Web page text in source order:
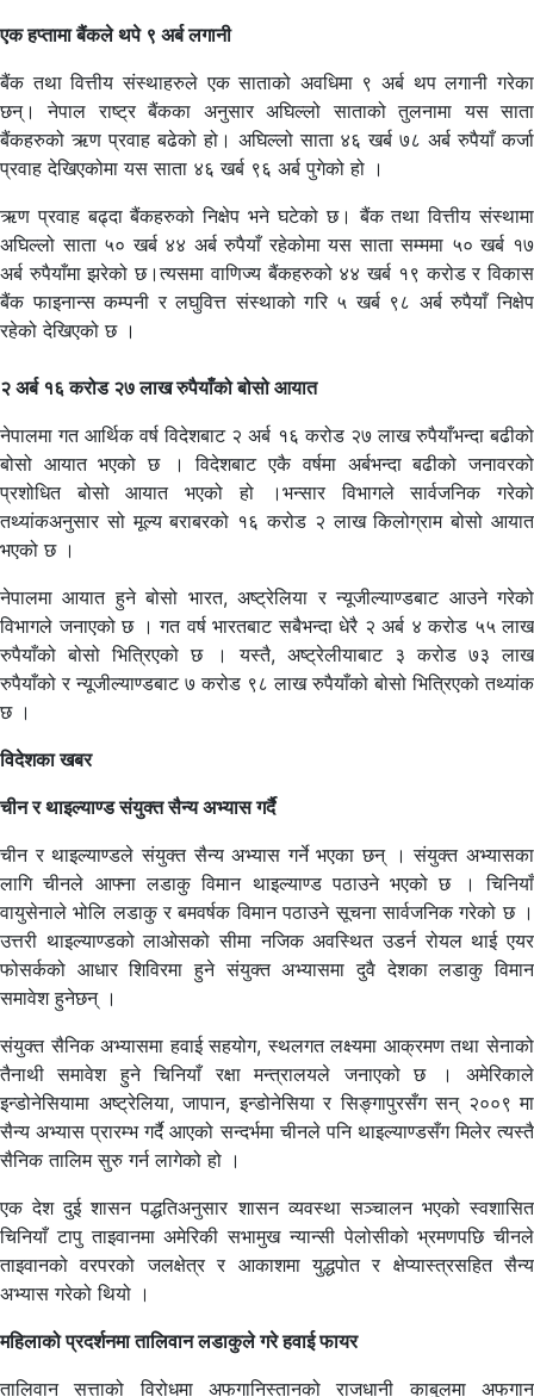
एक हप्तामा बैंकले थपे ९ अर्ब लगानी
बैंक तथा वित्तीय संस्थाहरुले एक साताको अवधिमा ९ अर्ब थप लगानी गरेका
छन्। नेपाल राष्ट्र बैंकका अनुसार अघिल्लो साताको तुलनामा यस साता
बैंकहरुको ऋण प्रवाह बढेको हो। अघिल्लो साता ४६ खर्ब ७८ अर्ब रुपैयाँ कर्जा
प्रवाह देखिएकोमा यस साता ४६ खर्ब ९६ अर्ब पुगेको हो ।
ऋण प्रवाह बढ्दा बैंकहरुको निक्षेप भने घटेको छ। बैंक तथा वित्तीय संस्थामा
अघिल्लो साता ५० खर्ब ४४ अर्ब रुपैयाँ रहेकोमा यस साता सम्ममा ५० खर्ब १७
अर्ब रुपैयाँमा झरेको छ।त्यसमा वाणिज्य बैंकहरुको ४४ खर्ब १९ करोड र विकास
बैंक फाइनान्स कम्पनी र लघुवित्त संस्थाको गरि ५ खर्ब ९८ अर्ब रुपैयाँ निक्षेप
रहेको देखिएको छ ।
२ अर्ब १६ करोड २७ लाख रुपैयाँको बोसो आयात
नेपालमा गत आर्थिक वर्ष विदेशबाट २ अर्ब १६ करोड २७ लाख रुपैयाँभन्दा बढीको
बोसो आयात भएको छ । विदेशबाट एकै वर्षमा अर्बभन्दा बढीको जनावरको
प्रशोधित बोसो आयात भएको हो ।भन्सार विभागले सार्वजनिक गरेको
तथ्यांकअनुसार सो मूल्य बराबरको १६ करोड २ लाख किलोग्राम बोसो आयात
भएको छ ।
नेपालमा आयात हुने बोसो भारत, अष्ट्रेलिया र न्यूजील्याण्डबाट आउने गरेको
विभागले जनाएको छ । गत वर्ष भारतबाट सबैभन्दा धेरै २ अर्ब ४ करोड ५५ लाख
रुपैयाँको बोसो भित्रिएको छ । यस्तै, अष्ट्रेलीयाबाट ३ करोड ७३ लाख
रुपैयाँको र न्यूजील्याण्डबाट ७ करोड ९८ लाख रुपैयाँको बोसो भित्रिएको तथ्यांक
छ ।
विदेशका खबर
चीन र थाइल्याण्ड संयुक्त सैन्य अभ्यास गर्दै
चीन र थाइल्याण्डले संयुक्त सैन्य अभ्यास गर्ने भएका छन् । संयुक्त अभ्यासका
लागि चीनले आफ्ना लडाकु विमान थाइल्याण्ड पठाउने भएको छ । चिनियाँ
वायुसेनाले भोलि लडाकु र बमवर्षक विमान पठाउने सूचना सार्वजनिक गरेको छ ।
उत्तरी थाइल्याण्डको लाओसको सीमा नजिक अवस्थित उडर्न रोयल थाई एयर
फोसर्कको आधार शिविरमा हुने संयुक्त अभ्यासमा दुवै देशका लडाकु विमान
समावेश हुनेछन् ।
संयुक्त सैनिक अभ्यासमा हवाई सहयोग, स्थलगत लक्ष्यमा आक्रमण तथा सेनाको
तैनाथी समावेश हुने चिनियाँ रक्षा मन्त्रालयले जनाएको छ । अमेरिकाले
इन्डोनेसियामा अष्ट्रेलिया, जापान, इन्डोनेसिया र सिङ्गापुरसँग सन् २००९ मा
सैन्य अभ्यास प्रारम्भ गर्दै आएको सन्दर्भमा चीनले पनि थाइल्याण्डसँग मिलेर त्यस्तै
सैनिक तालिम सुरु गर्न लागेको हो ।
एक देश दुई शासन पद्धतिअनुसार शासन व्यवस्था सञ्चालन भएको स्वशासित
चिनियाँ टापु ताइवानमा अमेरिकी सभामुख न्यान्सी पेलोसीको भ्रमणपछि चीनले
ताइवानको वरपरको जलक्षेत्र र आकाशमा युद्धपोत र क्षेप्यास्त्रसहित सैन्य
अभ्यास गरेको थियो ।
महिलाको प्रदर्शनमा तालिवान लडाकुले गरे हवाई फायर
तालिवान सत्ताको विरोधमा अफगानिस्तानको राजधानी काबुलमा अफगान